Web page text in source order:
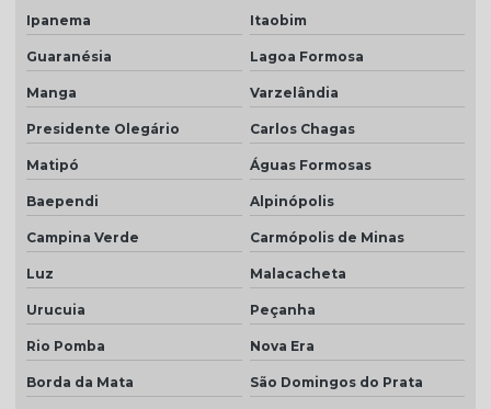
Ipanema Itaobim
Guaranésia Lagoa Formosa
Manga Varzelândia
Presidente Olegário Carlos Chagas
Matipó Águas Formosas
Baependi Alpinópolis
Campina Verde Carmópolis de Minas
Luz Malacacheta
Urucuia Peçanha
Rio Pomba Nova Era
Borda da Mata São Domingos do Prata